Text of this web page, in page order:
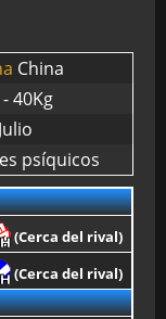
China
40Kg
psíquicos
(Cerca del rival)
(Cerca del rival)